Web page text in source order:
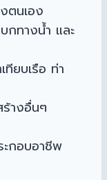
ตนเอง
กทางน้ำ และ
ยบเรือ ท่า
างอื่นๆ
ะกอบอาชีพ